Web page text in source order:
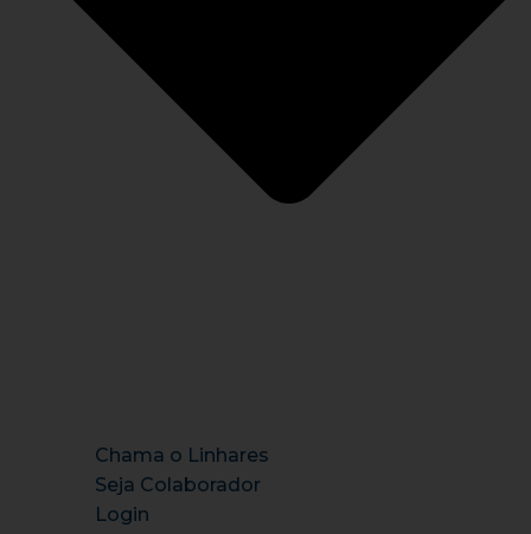
Chama o Linhares
Seja Colaborador
Login